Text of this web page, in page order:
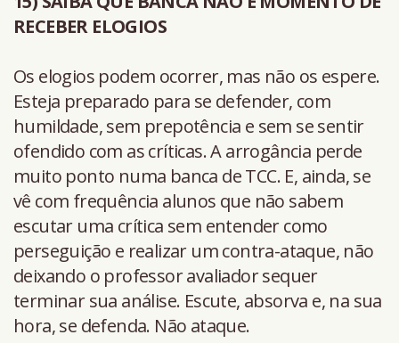
RECEBER ELOGIOS
Os elogios podem ocorrer, mas não os espere.
Esteja preparado para se defender, com
humildade, sem prepotência e sem se sentir
ofendido com as críticas. A arrogância perde
muito ponto numa banca de TCC. E, ainda, se
vê com frequência alunos que não sabem
escutar uma crítica sem entender como
perseguição e realizar um contra-ataque, não
deixando o professor avaliador sequer
terminar sua análise. Escute, absorva e, na sua
hora, se defenda. Não ataque.